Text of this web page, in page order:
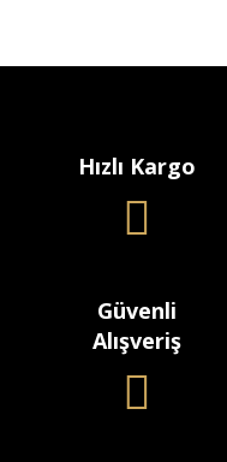
Hızlı Kargo
Güvenli
Alışveriş